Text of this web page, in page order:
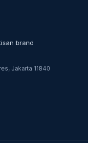
brand
Jakarta 11840